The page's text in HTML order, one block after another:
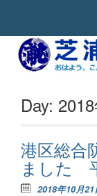
Skip to content
芝
一
丁
目
町
会
お
は
よ
こ
ん
わ、
あ
り
が
と
Day:
港区総合
ました
2018年10月21